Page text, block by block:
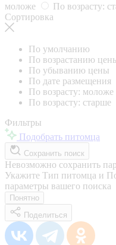
моложе
По возрасту:
Сортировка
По умолчанию
По возрастанию
По убыванию цены
По дате размещения
По возрасту: моложе
По возрасту: старше
Фильтры
Подобрать питомца
Сохранить поиск
Невозможно сохранить
Укажите Тип питомца и
параметры вашего поиска
Понятно
Поделиться